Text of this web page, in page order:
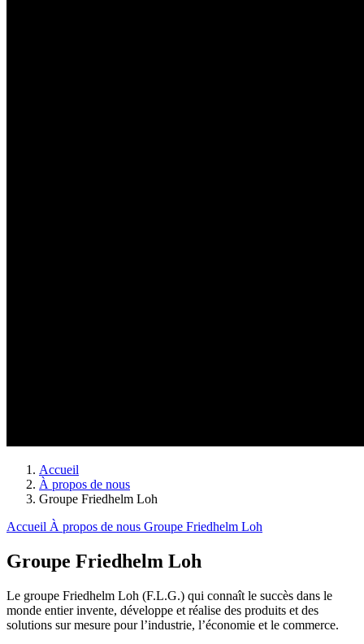
Accueil
À propos de nous
Groupe Friedhelm Loh
Accueil À propos de nous Groupe Friedhelm Loh
Groupe Friedhelm Loh
Le groupe Friedhelm Loh (F.L.G.) qui connaît le succès dans le
monde entier invente, développe et réalise des produits et des
solutions sur mesure pour l’industrie, l’économie et le commerce.